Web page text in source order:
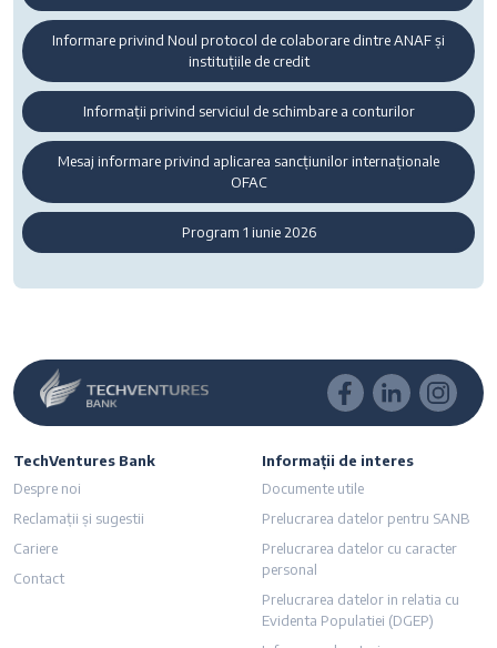
Informare privind Noul protocol de colaborare dintre ANAF și
instituțiile de credit
Informații privind serviciul de schimbare a conturilor
Mesaj informare privind aplicarea sancțiunilor internaționale
OFAC
Program 1 iunie 2026
TechVentures Bank
Despre noi
Reclamații și sugestii
Cariere
Contact
Informații de interes
Documente utile
Prelucrarea datelor pentru SANB
Prelucrarea datelor cu caracter
personal
Prelucrarea datelor in relatia cu
Evidenta Populatiei (DGEP)